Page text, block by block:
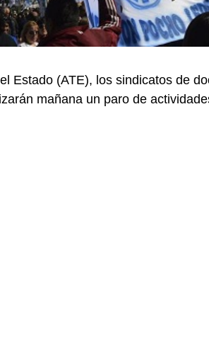
Estado (ATE), los sindicatos de
mañana un paro de